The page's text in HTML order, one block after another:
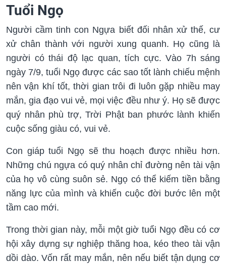
Tuổi Ngọ
Người cầm tinh con Ngựa biết đối nhân xử thế, cư
xử chân thành với người xung quanh. Họ cũng là
người có thái độ lạc quan, tích cực. Vào 7h sáng
ngày 7/9, tuổi Ngọ được các sao tốt lành chiếu mệnh
nên vận khí tốt, thời gian trôi đi luôn gặp nhiều may
mắn, gia đạo vui vẻ, mọi việc đều như ý. Họ sẽ được
quý nhân phù trợ, Trời Phật ban phước lành khiến
cuộc sống giàu có, vui vẻ.
Con giáp tuổi Ngọ sẽ thu hoạch được nhiều hơn.
Những chú ngựa có quý nhân chỉ đường nên tài vận
của họ vô cùng suôn sẻ. Ngọ có thể kiếm tiền bằng
năng lực của mình và khiến cuộc đời bước lên một
tầm cao mới.
Trong thời gian này, mỗi một giờ tuổi Ngọ đều có cơ
hội xây dựng sự nghiệp thăng hoa, kéo theo tài vận
dồi dào. Vốn rất may mắn, nên nếu biết tận dụng cơ